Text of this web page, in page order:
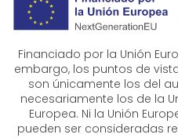
Financiado por la Unión
embargo, los puntos de
son únicamente los del
necesariamente los de la
Europea. Ni la Unión
pueden ser consideradas